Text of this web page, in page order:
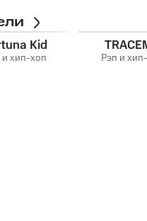
Kid
и хип-хоп Рэп и